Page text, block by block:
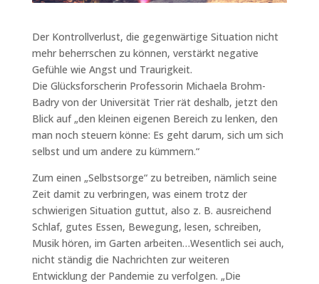
Der Kontrollverlust, die gegenwärtige Situation nicht
mehr beherrschen zu können, verstärkt negative
Gefühle wie Angst und Traurigkeit.
Die Glücksforscherin Professorin Michaela Brohm-
Badry von der Universität Trier rät deshalb, jetzt den
Blick auf „den kleinen eigenen Bereich zu lenken, den
man noch steuern könne: Es geht darum, sich um sich
selbst und um andere zu kümmern.“
Zum einen „Selbstsorge“ zu betreiben, nämlich seine
Zeit damit zu verbringen, was einem trotz der
schwierigen Situation guttut, also z. B. ausreichend
Schlaf, gutes Essen, Bewegung, lesen, schreiben,
Musik hören, im Garten arbeiten…Wesentlich sei auch,
nicht ständig die Nachrichten zur weiteren
Entwicklung der Pandemie zu verfolgen. „Die